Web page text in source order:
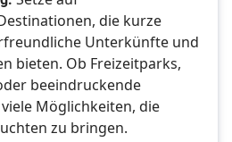
die kurze
Unterkünfte und
bieten. Ob Freizeitparks,
beeindruckende
Möglichkeiten, die
zu bringen.